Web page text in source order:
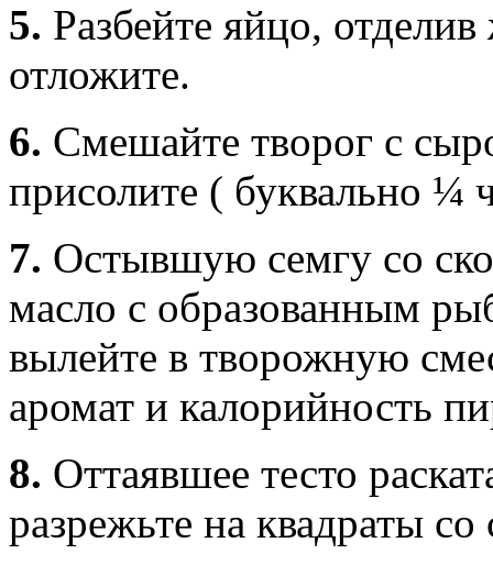
5. Разбейте яйцо,
отложите.
6. Смешайте творог с
присолите ( буквально ¼
7. Остывшую семгу со
масло с образованным
вылейте в творожную
аромат и калорийность
8. Оттаявшее тесто
разрежьте на квадраты